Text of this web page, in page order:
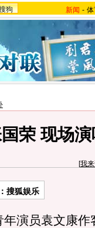
狗 新闻 -
荣 现场
[我
搜狐娱乐
演员袁文康作